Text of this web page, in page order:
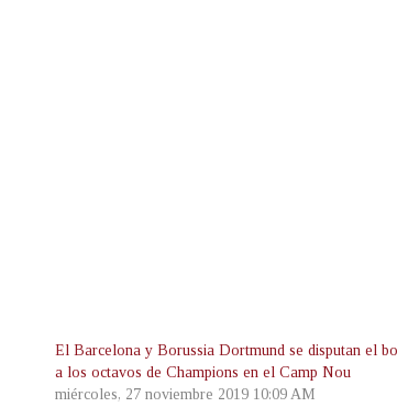
El Barcelona y Borussia Dortmund se disputan el
a los octavos de Champions en el Camp Nou
miércoles, 27 noviembre 2019 10:09 AM